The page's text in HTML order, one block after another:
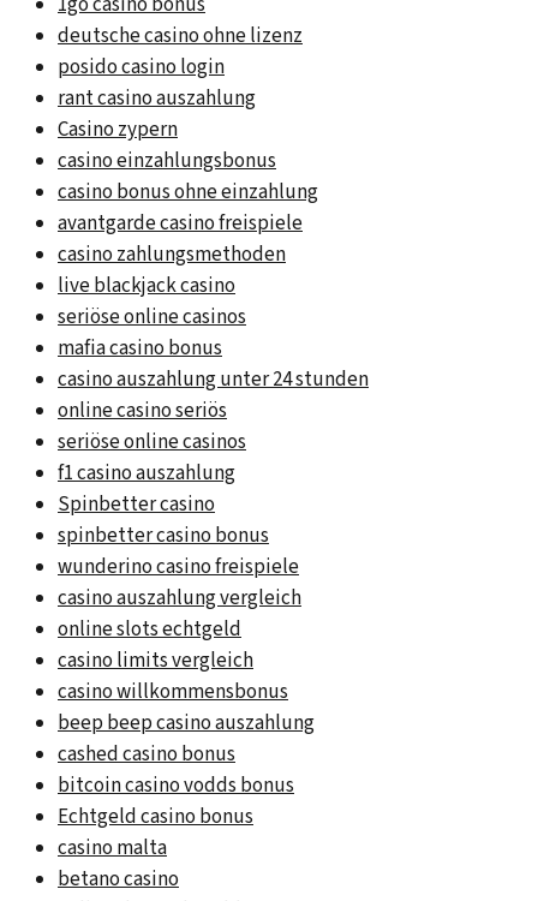
deutsche casino ohne lizenz
posido casino login
rant casino auszahlung
Casino zypern
casino einzahlungsbonus
casino bonus ohne einzahlung
avantgarde casino freispiele
casino zahlungsmethoden
live blackjack casino
seriöse online casinos
mafia casino bonus
casino auszahlung unter 24 stunden
online casino seriös
seriöse online casinos
f1 casino auszahlung
Spinbetter casino
spinbetter casino bonus
wunderino casino freispiele
casino auszahlung vergleich
online slots echtgeld
casino limits vergleich
casino willkommensbonus
beep beep casino auszahlung
cashed casino bonus
bitcoin casino vodds bonus
Echtgeld casino bonus
casino malta
betano casino